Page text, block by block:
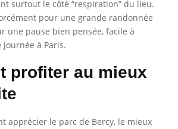
surtout le côté “respiration” du lieu.
pour une grande randonnée
une pause bien pensée, facile à
à Paris.
profiter au mieux
apprécier le parc de Bercy, le mieux